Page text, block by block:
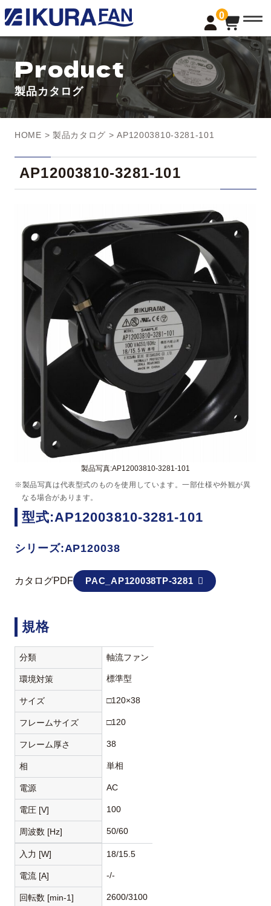
0
t
o
g
l
e
a
v
i
g
a
n
Product
製品カタログ
HOME > 製品カタログ > AP12003810-3281-101
AP12003810-3281-101
製品写真:AP12003810-3281-101
※製品写真は代表型式のものを使用しています。一部仕様や外観が異
なる場合があります。
型式:AP12003810-3281-101
シリーズ:AP120038
カタログPDF PAC_AP120038TP-3281
規格
分類 軸流ファン
環境対策 標準型
サイズ □120×38
フレームサイズ □120
フレーム厚さ 38
相 単相
電源 AC
電圧 [V] 100
周波数 [Hz] 50/60
入力 [W] 18/15.5
電流 [A] -/-
回転数 [min-1] 2600/3100